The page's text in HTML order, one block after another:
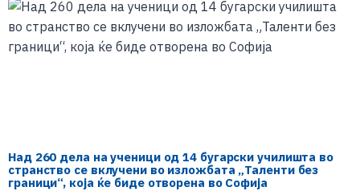
Над 260 дела на ученици од 14 бугарски училишта во
странство се вклучени во изложбата „Таленти без
граници“, која ќе биде отворена во Софија